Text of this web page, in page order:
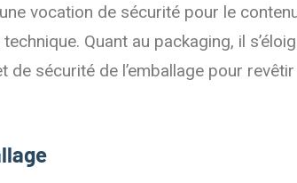
vocation de sécurité pour le
Quant au packaging, il
sécurité de l’emballage pour